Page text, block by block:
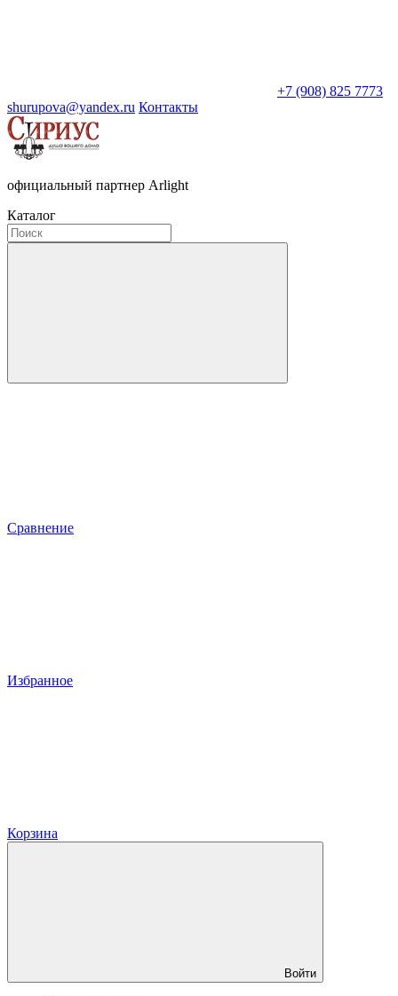
+7 (908) 825 7773
shurupova@yandex.ru Контакты
официальный партнер Arlight
Каталог
Сравнение
Избранное
Корзина
Войти